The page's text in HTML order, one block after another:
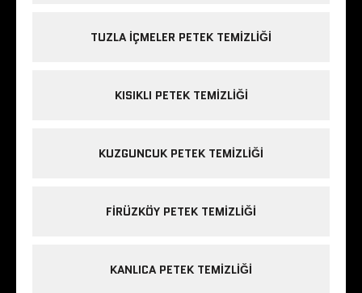
TUZLA IÇMELER PETEK TEMIZLIĞI
KISIKLI PETEK TEMIZLIĞI
KUZGUNCUK PETEK TEMIZLIĞI
FIRÜZKÖY PETEK TEMIZLIĞI
KANLICA PETEK TEMIZLIĞI